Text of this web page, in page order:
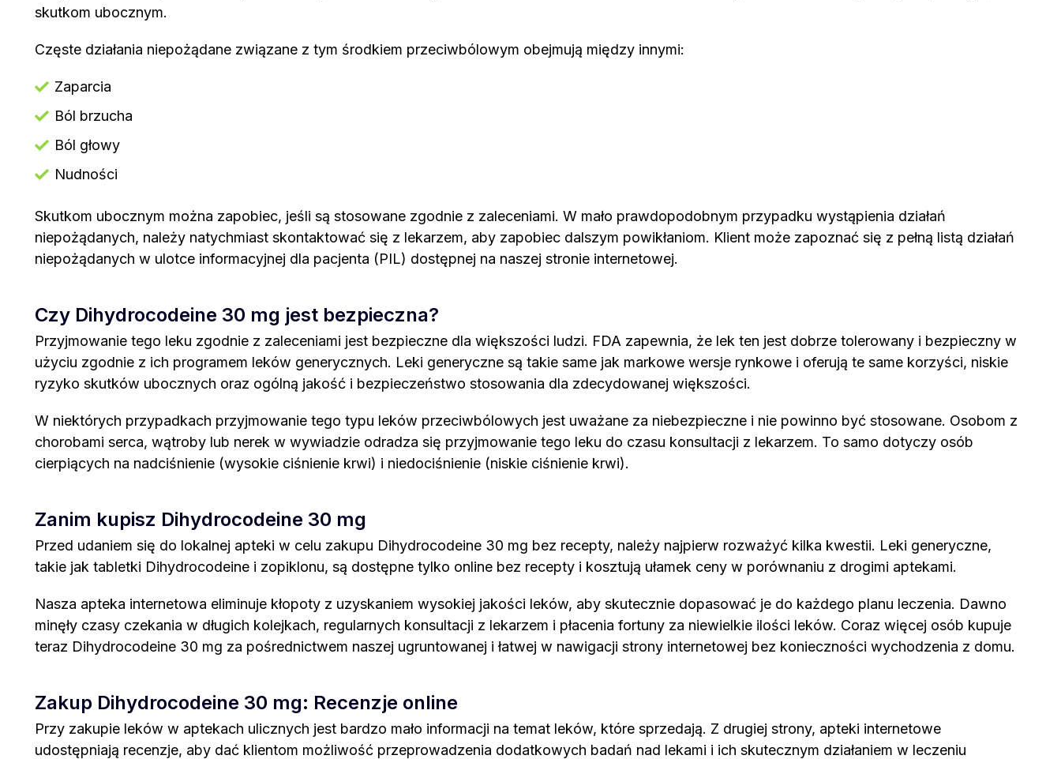
skutkom ubocznym.
Częste działania niepożądane związane z tym środkiem przeciwbólowym obejmują między innymi:
Zaparcia
Ból brzucha
Ból głowy
Nudności
Skutkom ubocznym można zapobiec, jeśli są stosowane zgodnie z zaleceniami. W mało prawdopodobnym przypadku wystąpienia działań
niepożądanych, należy natychmiast skontaktować się z lekarzem, aby zapobiec dalszym powikłaniom. Klient może zapoznać się z pełną listą działań
niepożądanych w ulotce informacyjnej dla pacjenta (PIL) dostępnej na naszej stronie internetowej.
Czy Dihydrocodeine 30 mg jest bezpieczna?
Przyjmowanie tego leku zgodnie z zaleceniami jest bezpieczne dla większości ludzi. FDA zapewnia, że lek ten jest dobrze tolerowany i bezpieczny w
użyciu zgodnie z ich programem leków generycznych. Leki generyczne są takie same jak markowe wersje rynkowe i oferują te same korzyści, niskie
ryzyko skutków ubocznych oraz ogólną jakość i bezpieczeństwo stosowania dla zdecydowanej większości.
W niektórych przypadkach przyjmowanie tego typu leków przeciwbólowych jest uważane za niebezpieczne i nie powinno być stosowane. Osobom z
chorobami serca, wątroby lub nerek w wywiadzie odradza się przyjmowanie tego leku do czasu konsultacji z lekarzem. To samo dotyczy osób
cierpiących na nadciśnienie (wysokie ciśnienie krwi) i niedociśnienie (niskie ciśnienie krwi).
Zanim kupisz Dihydrocodeine 30 mg
Przed udaniem się do lokalnej apteki w celu zakupu Dihydrocodeine 30 mg bez recepty, należy najpierw rozważyć kilka kwestii. Leki generyczne,
takie jak tabletki Dihydrocodeine i zopiklonu, są dostępne tylko online bez recepty i kosztują ułamek ceny w porównaniu z drogimi aptekami.
Nasza apteka internetowa eliminuje kłopoty z uzyskaniem wysokiej jakości leków, aby skutecznie dopasować je do każdego planu leczenia. Dawno
minęły czasy czekania w długich kolejkach, regularnych konsultacji z lekarzem i płacenia fortuny za niewielkie ilości leków. Coraz więcej osób kupuje
teraz Dihydrocodeine 30 mg za pośrednictwem naszej ugruntowanej i łatwej w nawigacji strony internetowej bez konieczności wychodzenia z domu.
Zakup Dihydrocodeine 30 mg: Recenzje online
Przy zakupie leków w aptekach ulicznych jest bardzo mało informacji na temat leków, które sprzedają. Z drugiej strony, apteki internetowe
udostępniają recenzje, aby dać klientom możliwość przeprowadzenia dodatkowych badań nad lekami i ich skutecznym działaniem w leczeniu